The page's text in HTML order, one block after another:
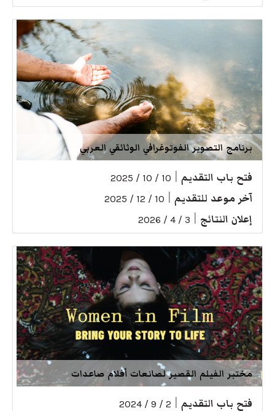
برنامج التصوير الفوتوغرافي الوثائقي العربي
فتح باب التقديم 10 / 10 / 2025
آخر موعد للتقديم 10 / 12 / 2025
إعلان النتائج 3 / 4 / 2026
مختبر الفيلم القصير لصانعات أفلام صاعدات
فتح باب التقديم 2 / 9 / 2024